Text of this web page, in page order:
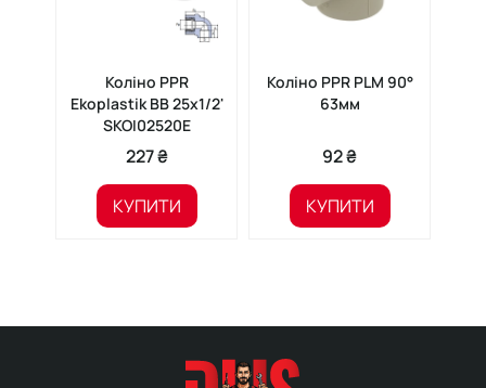
Коліно PPR
Ekoplastik ВВ 25х1/2'
SKOI02520E
227 ₴
КУПИТИ
Коліно PPR PLM 90°
63мм
92 ₴
КУПИТИ